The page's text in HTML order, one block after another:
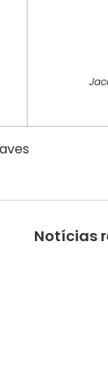
Notícias